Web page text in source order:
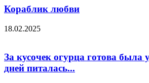
Кораблик любви
18.02.2025
За кусочек огурца готова была
дней питалась...